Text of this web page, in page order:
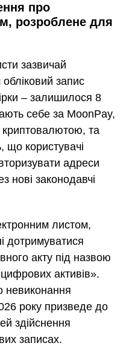
про
розроблене для
зазвичай
запис
– залишилося 8
себе за MoonPay,
криптовалютою, та
що користувачі
адреси
нові законодавчі
листом,
дотримуватися
акту під назвою
цифрових активів».
року призведе до
здійснення
записах.